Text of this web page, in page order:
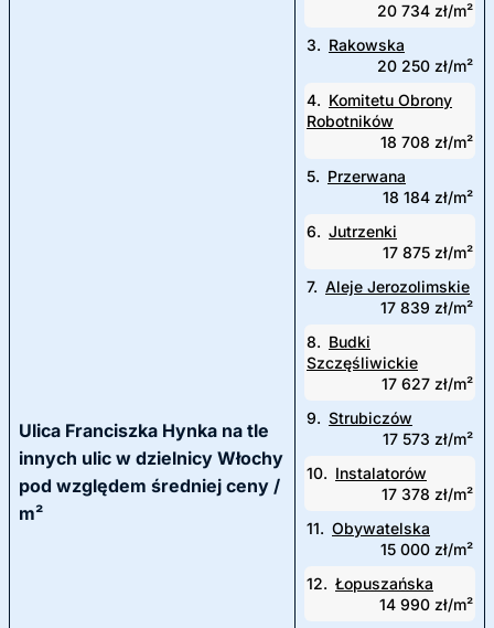
Ulica Franciszka Hynka na tle
innych ulic w dzielnicy Włochy
pod względem średniej ceny /
m²
20 734 zł/m²
3. Rakowska
20 250 zł/m²
4. Komitetu Obrony
Robotników
18 708 zł/m²
5. Przerwana
18 184 zł/m²
6. Jutrzenki
17 875 zł/m²
7. Aleje Jerozolimskie
17 839 zł/m²
8. Budki
Szczęśliwickie
17 627 zł/m²
9. Strubiczów
17 573 zł/m²
10. Instalatorów
17 378 zł/m²
11. Obywatelska
15 000 zł/m²
12. Łopuszańska
14 990 zł/m²